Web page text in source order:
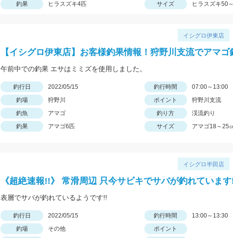
釣果
ヒラスズキ4匹 サイズ ヒラスズキ50
イシグロ伊東店
【イシグロ伊東店】お客様釣果情報！狩野川支流でアマゴ
午前中での釣果 エサはミミズを使用しました。
釣行日 2022/05/15 釣行時間
07:00～13:00
釣場
狩野川 ポイント
狩野川支流
釣魚
アマゴ 釣り方
渓流釣り
釣果
アマゴ6匹 サイズ アマゴ18～25
イシグロ半田店
《超絶速報!!》 常滑周辺 只今サビキでサバが釣れていま
表層でサバが釣れているようです!!
釣行日 2022/05/15 釣行時間
13:00～13:30
釣場
その他 ポイント